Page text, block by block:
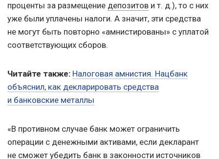
проценты за размещение депозитов и т. д.), то с них
уже были уплачены налоги. А значит, эти средства
не могут быть повторно «амнистированы» с уплатой
соответствующих сборов.
Читайте также: Налоговая амнистия. Нацбанк
объяснил, как декларировать средства
и банковские металлы
«В противном случае банк может ограничить
операции с денежными активами, если декларант
не сможет убедить банк в законности источников